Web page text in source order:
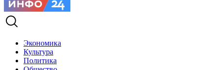
Экономика
Культура
Политика